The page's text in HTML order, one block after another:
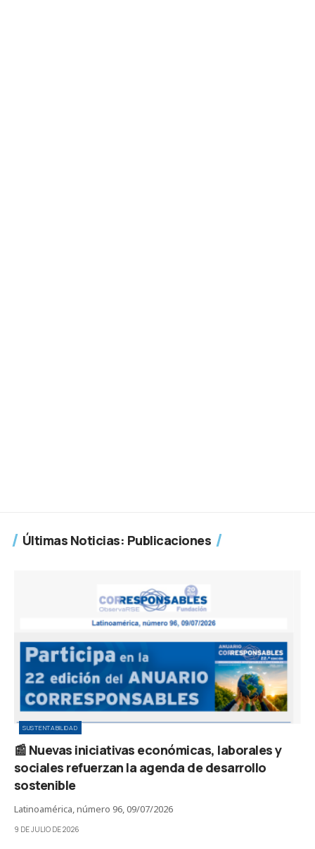
Últimas Noticias: Publicaciones
SUSTENTABILIDAD
📰 Nuevas iniciativas económicas, laborales y
sociales refuerzan la agenda de desarrollo
sostenible
Latinoamérica, número 96, 09/07/2026
9 DE JULIO DE 2026